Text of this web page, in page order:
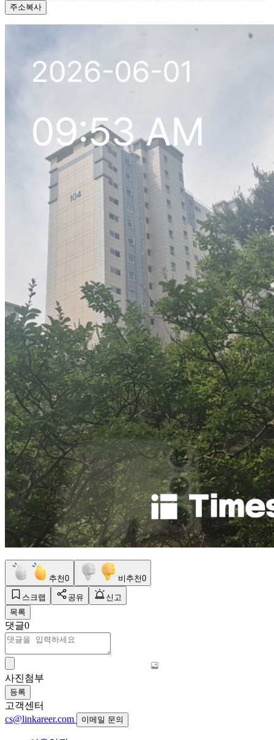
주소복사
추천0 비추천0
스크랩 공유
신고
목록
댓글0
사진첨부
등록
고객센터
cs@linkareer.com
이메일 문의